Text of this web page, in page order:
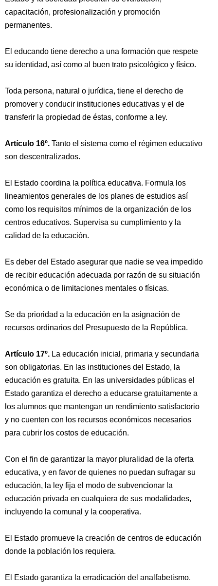
capacitación, profesionalización y promoción
permanentes.
El educando tiene derecho a una formación que respete
su identidad, así como al buen trato psicológico y físico.
Toda persona, natural o jurídica, tiene el derecho de
promover y conducir instituciones educativas y el de
transferir la propiedad de éstas, conforme a ley.
Artículo 16º. Tanto el sistema como el régimen educativo
son descentralizados.
El Estado coordina la política educativa. Formula los
lineamientos generales de los planes de estudios así
como los requisitos mínimos de la organización de los
centros educativos. Supervisa su cumplimiento y la
calidad de la educación.
Es deber del Estado asegurar que nadie se vea impedido
de recibir educación adecuada por razón de su situación
económica o de limitaciones mentales o físicas.
Se da prioridad a la educación en la asignación de
recursos ordinarios del Presupuesto de la República.
Artículo 17º. La educación inicial, primaria y secundaria
son obligatorias. En las instituciones del Estado, la
educación es gratuita. En las universidades públicas el
Estado garantiza el derecho a educarse gratuitamente a
los alumnos que mantengan un rendimiento satisfactorio
y no cuenten con los recursos económicos necesarios
para cubrir los costos de educación.
Con el fin de garantizar la mayor pluralidad de la oferta
educativa, y en favor de quienes no puedan sufragar su
educación, la ley fija el modo de subvencionar la
educación privada en cualquiera de sus modalidades,
incluyendo la comunal y la cooperativa.
El Estado promueve la creación de centros de educación
donde la población los requiera.
El Estado garantiza la erradicación del analfabetismo.